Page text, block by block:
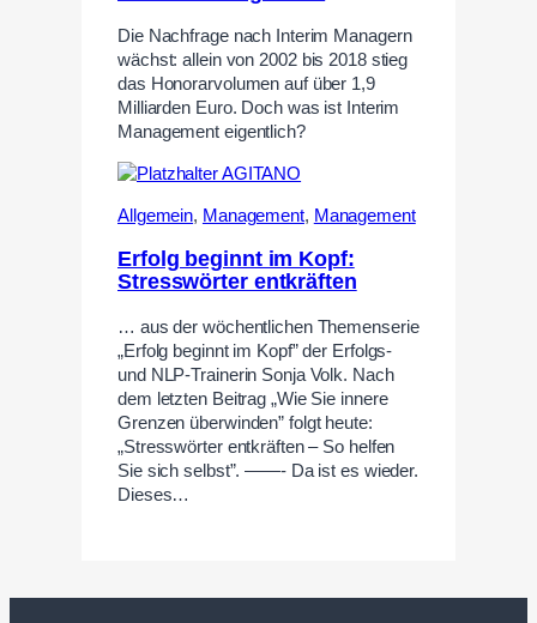
Die Nachfrage nach Interim Managern
wächst: allein von 2002 bis 2018 stieg
das Honorarvolumen auf über 1,9
Milliarden Euro. Doch was ist Interim
Management eigentlich?
Allgemein, Management, Management
Erfolg beginnt im Kopf:
Stresswörter entkräften
… aus der wöchentlichen Themenserie
„Erfolg beginnt im Kopf” der Erfolgs-
und NLP-Trainerin Sonja Volk. Nach
dem letzten Beitrag „Wie Sie innere
Grenzen überwinden” folgt heute:
„Stresswörter entkräften – So helfen
Sie sich selbst”. ——- Da ist es wieder.
Dieses…